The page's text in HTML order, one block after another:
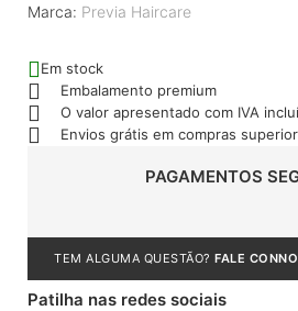
Marca: Previa Haircare
Em stock
Embalamento premium
O valor apresentado com IVA
Envios grátis em compras
PAGAMENTOS
TEM ALGUMA QUESTÃO? FALE
Patilha nas redes sociais